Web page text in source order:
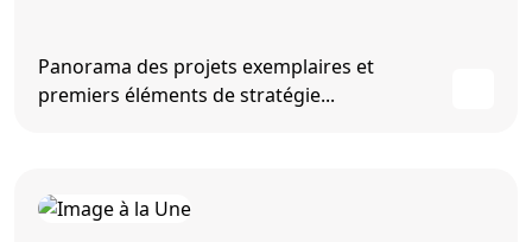
Panorama des projets exemplaires et
premiers éléments de stratégie...